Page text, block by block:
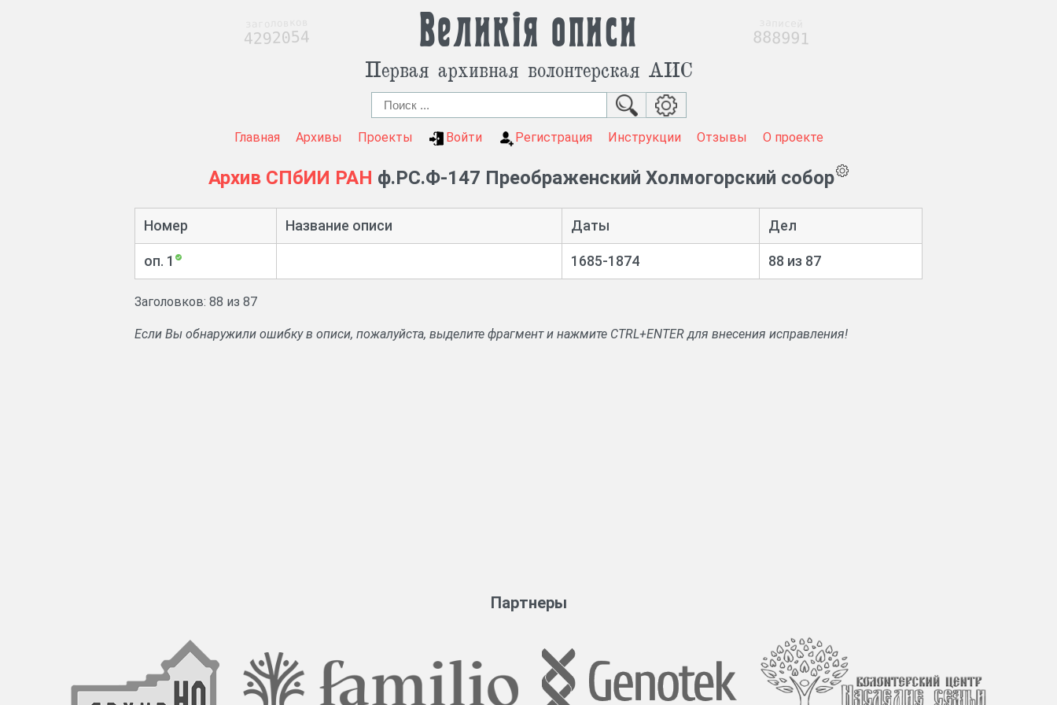
Великія описи
Первая архивная волонтерская АИС
Главная Архивы Проекты Войти Регистрация Инструкции Отзывы О проекте
Архив СПбИИ РАН ф.РС.Ф-147 Преображенский Холмогорский собор
Номер Название описи Даты Дел
оп. 1 1685-1874 88 из 87
Заголовков: 88 из 87
Если Вы обнаружили ошибку в описи, пожалуйста, выделите фрагмент и нажмите CTRL+ENTER для внесения исправления!
Партнеры
4292054 888991